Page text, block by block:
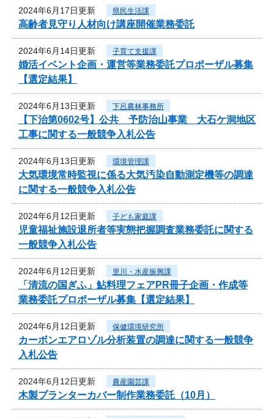
2024年6月17日更新 県民生活課
高齢者見守り人材向け講座開催業務委託
2024年6月14日更新 子育て支援課
婚活イベント企画・運営等業務委託プロポーザル募集
【選定結果】
2024年6月13日更新 下呂農林事務所
【下治第0602号】公共 予防治山事業 大石ケ洞地区
工事に関する一般競争入札公告
2024年6月13日更新 環境管理課
大気環境常時監視に係る大気汚染自動測定機等の調達
に関する一般競争入札公告
2024年6月12日更新 子ども家庭課
児童福祉施設退所者等実態把握調査業務委託に関する
一般競争入札公告
2024年6月12日更新 里川・水産振興課
「清流の国ぎふ」鮎料理フェアPR冊子企画・作成等
業務委託プロポーザル募集【選定結果】
2024年6月12日更新 保健環境研究所
カーボンエアロゾル分析装置の調達に関する一般競争
入札公告
2024年6月12日更新 農産園芸課
木製プランターカバー制作業務委託（10月）